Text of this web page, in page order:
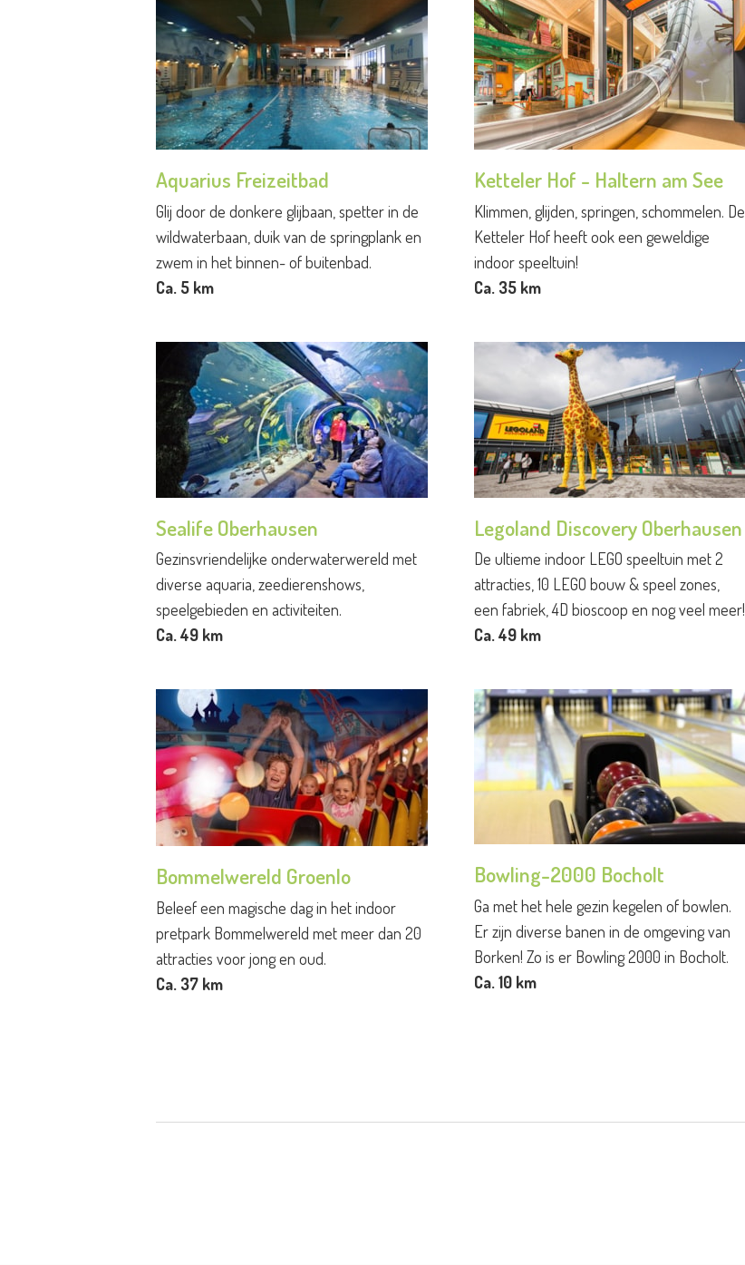
Aquarius Freizeitbad
Glij door de donkere glijbaan, spetter in de
wildwaterbaan, duik van de springplank en
zwem in het binnen- of buitenbad.
Ca. 5 km
Sealife Oberhausen
Gezinsvriendelijke onderwaterwereld met
diverse aquaria, zeedierenshows,
speelgebieden en activiteiten.
Ca. 49 km
Bommelwereld Groenlo
Beleef een magische dag in het indoor
pretpark Bommelwereld met meer dan 20
attracties voor jong en oud.
Ca. 37 km
Ketteler Hof - Haltern am See
Klimmen, glijden, springen, schommelen. De
Ketteler Hof heeft ook een geweldige
indoor speeltuin!
Ca. 35 km
Legoland Discovery Oberhausen
De ultieme indoor LEGO speeltuin met 2
attracties, 10 LEGO bouw & speel zones,
een fabriek, 4D bioscoop en nog veel meer!
Ca. 49 km
Bowling-2000 Bocholt
Ga met het hele gezin kegelen of bowlen.
Er zijn diverse banen in de omgeving van
Borken! Zo is er Bowling 2000 in Bocholt.
Ca. 10 km